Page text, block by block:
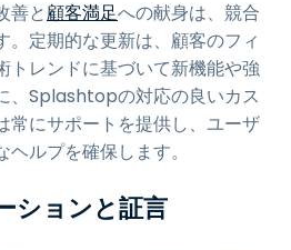
善と顧客満足への献身は、競合
。定期的な更新は、顧客のフィ
トレンドに基づいて新機能や強
、Splashtopの対応の良いカス
常にサポートを提供し、ユーザ
ルプを確保します。
ションと証言